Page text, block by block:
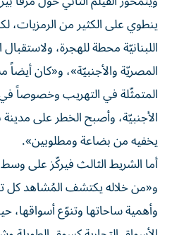
ينطوي على الكثير من الرمزيات،
اللبنانيّة محطة للهجرة،
المصريّة والأجنبيّة»، و«كان
المتمثّلة في التهريب وخصوصاً
الأجنبيّة، وأصبح الخطر على
يخفيه من بضاعة ومطلوبين».
أما الشريط الثالث فيركّز على وسط
و«من خلاله يكتشف المُشاهد كل
وأهمية ساحاتها وتنوّع